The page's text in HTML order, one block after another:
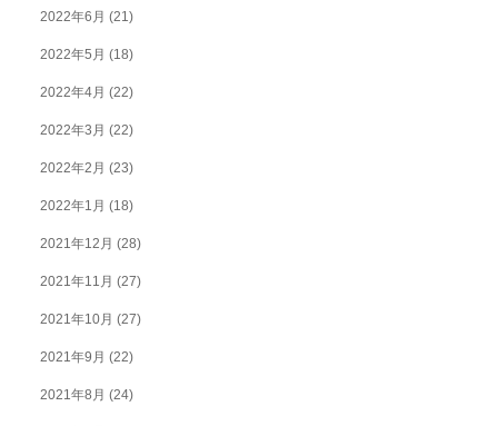
2022年6月 (21)
2022年5月 (18)
2022年4月 (22)
2022年3月 (22)
2022年2月 (23)
2022年1月 (18)
2021年12月 (28)
2021年11月 (27)
2021年10月 (27)
2021年9月 (22)
2021年8月 (24)